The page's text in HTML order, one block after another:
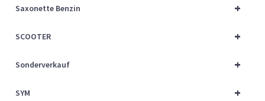
+
Saxonette Benzin
+
SCOOTER
+
Sonderverkauf
+
SYM